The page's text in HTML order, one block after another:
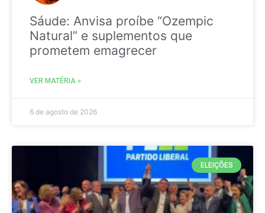
Sáude: Anvisa proíbe “Ozempic
Natural” e suplementos que
prometem emagrecer
VER MATÉRIA »
6 de agosto de 2026
ELEIÇÕES